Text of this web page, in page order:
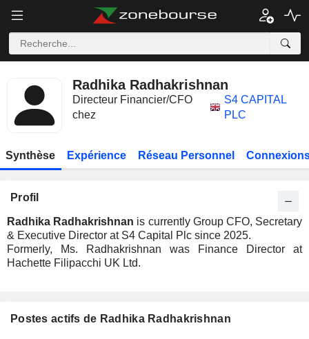
Radhika Radhakrishnan
Directeur Financier/CFO
chez
S4 CAPITAL
PLC
Synthèse Expérience Réseau Personnel
Profil
Radhika Radhakrishnan is currently Group CFO, Secretary
& Executive Director at S4 Capital Plc since 2025.
Formerly, Ms. Radhakrishnan was Finance Director at
Hachette Filipacchi UK Ltd.
Postes actifs de Radhika Radhakrishnan